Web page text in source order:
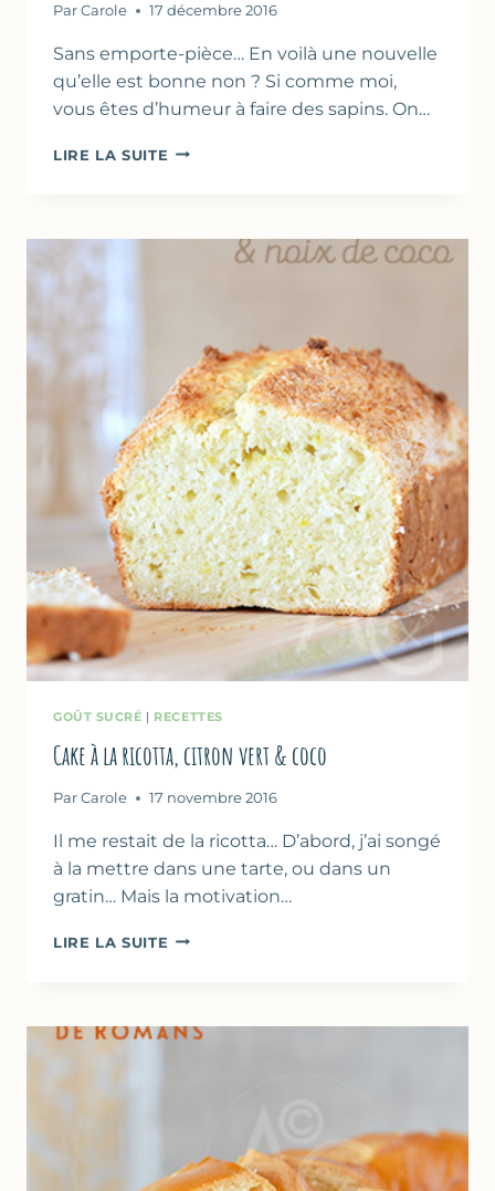
Par Carole 17 décembre 2016
Sans emporte-pièce… En voilà une nouvelle
qu’elle est bonne non ? Si comme moi,
vous êtes d’humeur à faire des sapins. On…
LIRE LA SUITE SAPIN
–
AVEC
PAS
À
PAS
GOÛT SUCRÉ | RECETTES
Cake à la ricotta, citron vert & coco
Par Carole 17 novembre 2016
Il me restait de la ricotta… D’abord, j’ai songé
à la mettre dans une tarte, ou dans un
gratin… Mais la motivation…
LIRE LA SUITE CAKE
CITRON